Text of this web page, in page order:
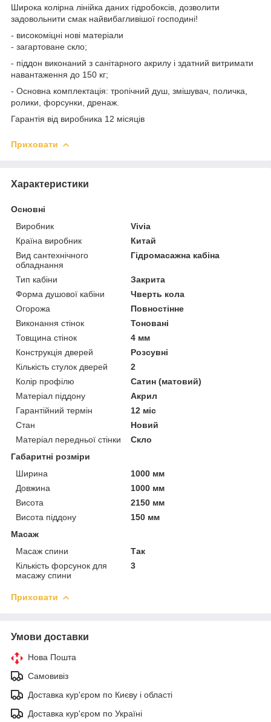
Широка колірна лінійка даних гідробоксів, дозволити
задовольнити смак найвибагливішої господині!
- високоміцні нові матеріали
- загартоване скло;
- піддон виконаний з санітарного акрилу і здатний витримати
навантаження до 150 кг;
- Основна комплектація: тропічний душ, змішувач, поличка,
ролики, форсунки, дренаж.
Гарантія від виробника 12 місяців
Приховати
Характеристики
Основні
Виробник
Vivia
Країна виробник
Китай
Вид сантехнічного
обладнання
Гідромасажна кабіна
Тип кабіни
Закрита
Форма душової кабіни
Чверть кола
Огорожа
Повностінне
Виконання стінок
Тоновані
Товщина стінок
4 мм
Конструкція дверей
Розсувні
Кількість стулок дверей
2
Колір профілю
Сатин (матовий)
Матеріал піддону
Акрил
Гарантійний термін
12 міс
Стан
Новий
Матеріал передньої стінки
Скло
Габаритні розміри
Ширина
1000 мм
Довжина
1000 мм
Висота
2150 мм
Висота піддону
150 мм
Масаж
Масаж спини
Так
Кількість форсунок для
масажу спини
3
Приховати
Умови доставки
Нова Пошта
Самовивіз
Доставка кур'єром по Києву і області
Доставка кур'єром по Україні